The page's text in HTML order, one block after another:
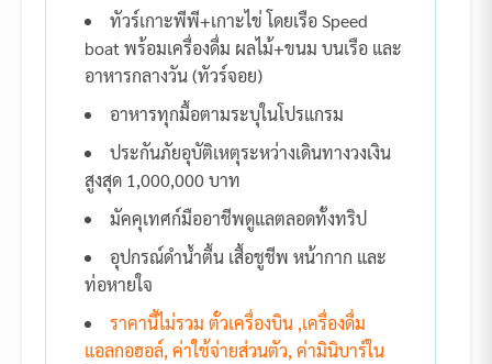
ทัวร์เกาะพีพี+เกาะไข่ โดยเรือ Speed
boat พร้อมเครื่องดื่ม ผลไม้+ขนม บนเรือ และ
อาหารกลางวัน (ทัวร์จอย)
อาหารทุกมื้อตามระบุในโปรแกรม
ประกันภัยอุบัติเหตุระหว่างเดินทางวงเงิน
สูงสุด 1,000,000 บาท
มัคคุเทศก์มืออาชีพดูแลตลอดทั้งทริป
อุปกรณ์ดำน้ำตื้น เสื้อชูชีพ หน้ากาก และ
ท่อหายใจ
ราคานี้ไม่รวม ตั๋วเครื่องบิน ,เครื่องดื่ม
แอลกอฮอล์, ค่าใช้จ่ายส่วนตัว, ค่ามินิบาร์ใน